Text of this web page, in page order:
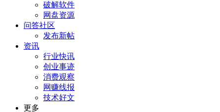
破解软件
网盘资源
问答社区
发布新帖
资讯
行业快讯
创业事迹
消费观察
网赚线报
技术好文
更多